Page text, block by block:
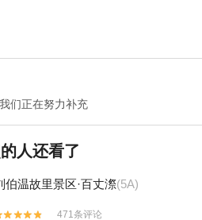
们正在努力补充
人还看了
伯温故里景区·百丈漈(5A)
471条评论